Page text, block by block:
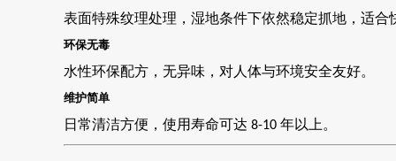
表面特殊纹理处理，湿地条件下依然稳定抓地，适合
环保无毒
水性环保配方，无异味，对人体与环境安全友好。
维护简单
日常清洁方便，使用寿命可达 8-10 年以上。